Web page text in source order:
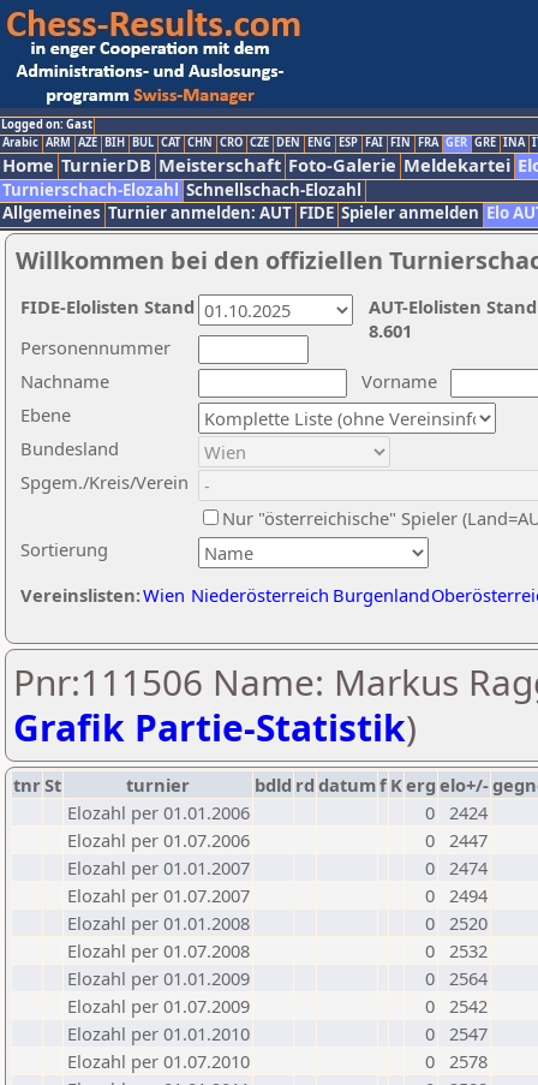
Logged on: Gast
Arabic ARM AZE BIH BUL CAT CHN CRO CZE DEN ENG ESP FAI FIN FRA GER GRE INA
Home TurnierDB Meisterschaft Foto-Galerie Meldekartei
Turnierschach-Elozahl Schnellschach-Elozahl
Allgemeines Turnier anmelden: AUT FIDE Spieler anmelden Elo
Willkommen bei den offiziellen
Nachname
Vorname
Ebene
Sortierung
Personennummer
Bundesland
Spgem./Kreis/Verein
Nur "österreichische" Spieler
Vereinslisten:Wien Niederösterreich Burgenland
AUT-Elolisten
8.601
FIDE-Elolisten Stand
Pnr:111506 Name: Markus
Grafik Partie-Statistik)
tnrSt turnier bdld rd datumf Kerg elo+/-
Elozahl per 01.01.2006
0 2424
Elozahl per 01.07.2006
0 2447
Elozahl per 01.01.2007
0 2474
Elozahl per 01.07.2007
0 2494
Elozahl per 01.01.2008
0 2520
Elozahl per 01.07.2008
0 2532
Elozahl per 01.01.2009
0 2564
Elozahl per 01.07.2009
0 2542
Elozahl per 01.01.2010
0 2547
Elozahl per 01.07.2010
0 2578